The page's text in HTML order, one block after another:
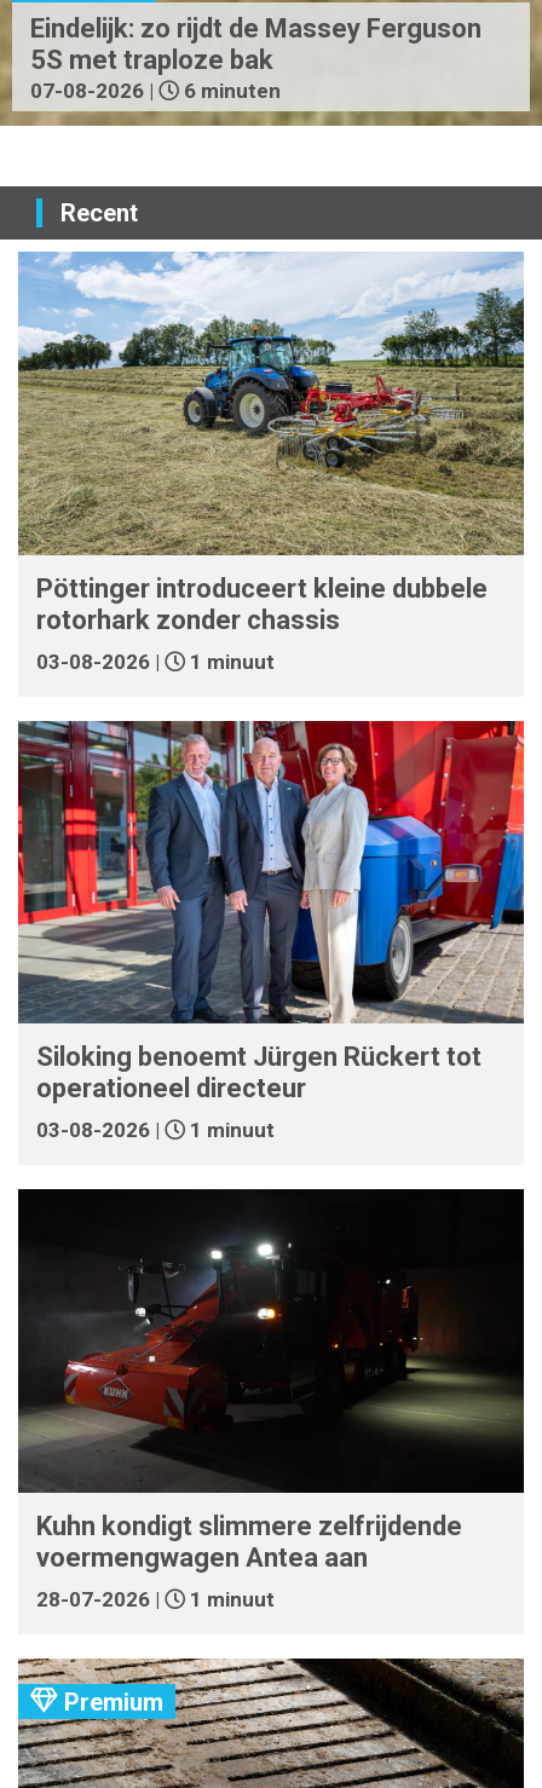
Eindelijk: zo rijdt de Massey Ferguson
5S met traploze bak
07-08-2026 | 6 minuten
Recent
Pöttinger introduceert kleine dubbele
rotorhark zonder chassis
03-08-2026 | 1 minuut
Siloking benoemt Jürgen Rückert tot
operationeel directeur
03-08-2026 | 1 minuut
Kuhn kondigt slimmere zelfrijdende
voermengwagen Antea aan
28-07-2026 | 1 minuut
Premium